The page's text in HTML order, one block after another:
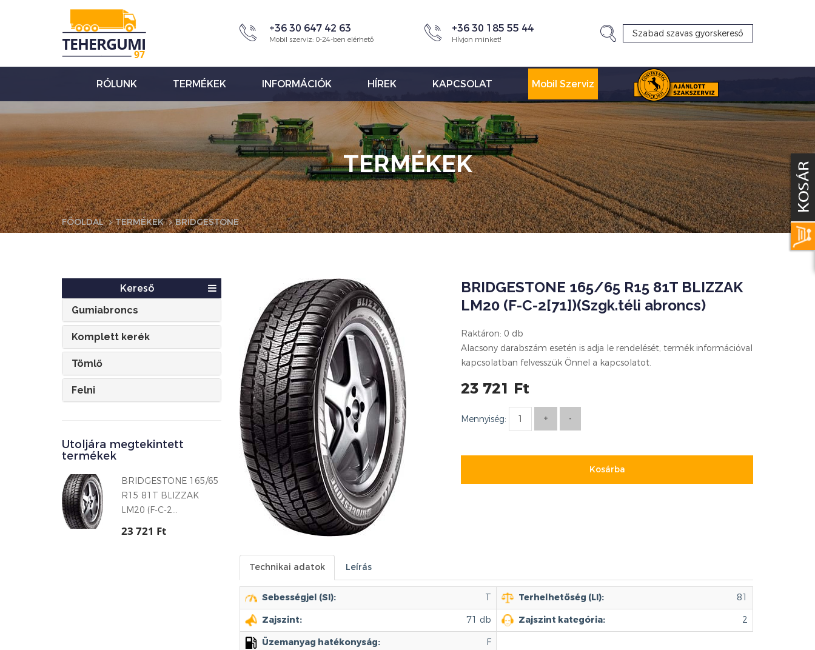
+36 30 647 42 63
Mobil szerviz: 0-24-ben elérhető
+36 30 185 55 44
Hívjon minket!
RÓLUNK TERMÉKEK INFORMÁCIÓK HÍREK KAPCSOLAT Mobil Szerviz
TERMÉKEK
FŐOLDAL TERMÉKEK BRIDGESTONE
Kereső
Gumiabroncs
Komplett kerék
Tömlő
Felni
Utoljára megtekintett
termékek
BRIDGESTONE 165/65
R15 81T BLIZZAK
LM20 (F-C-2...
23 721 Ft
BRIDGESTONE 165/65 R15 81T BLIZZAK
LM20 (F-C-2[71])(Szgk.téli abroncs)
Raktáron: 0 db
Alacsony darabszám esetén is adja le rendelését, termék információval
kapcsolatban felvesszük Önnel a kapcsolatot.
23 721 Ft
Mennyiség:
Kosárba
Technikai adatok Leírás
Sebességjel (SI): T Terhelhetőség (LI):
81
Zajszint:
71 db Zajszint kategória:
2
Üzemanyag hatékonyság:
F